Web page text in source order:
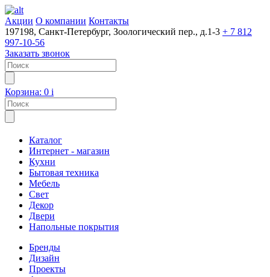
Акции О компании Контакты
197198, Санкт-Петербург, Зоологический пер., д.1-3 + 7 812
997-10-56
Заказать звонок
Корзина: 0 i
Каталог
Интернет - магазин
Кухни
Бытовая техника
Мебель
Свет
Декор
Двери
Напольные покрытия
Бренды
Дизайн
Проекты